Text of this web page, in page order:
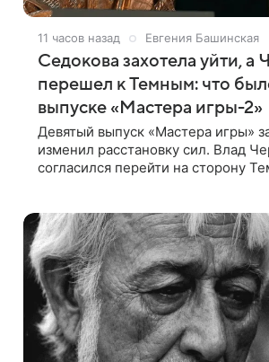
11 часов назад Евгения Башинская
Седокова захотела уйти, а
перешел к Темным: что
выпуске «Мастера игры-2»
Девятый выпуск «Мастера игры»
изменил расстановку сил. Влад
согласился перейти на сторону